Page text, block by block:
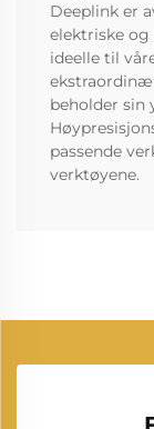
Deeplink er
elektriske
ideelle til
beholder sin
passende
verktøyene.